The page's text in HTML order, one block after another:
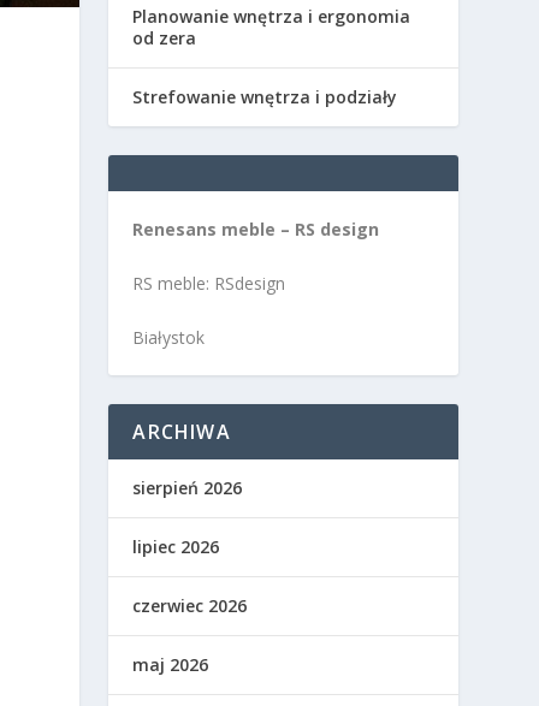
Planowanie wnętrza i ergonomia
od zera
Strefowanie wnętrza i podziały
Renesans meble – RS design
RS meble: RSdesign
Białystok
ARCHIWA
sierpień 2026
lipiec 2026
czerwiec 2026
maj 2026